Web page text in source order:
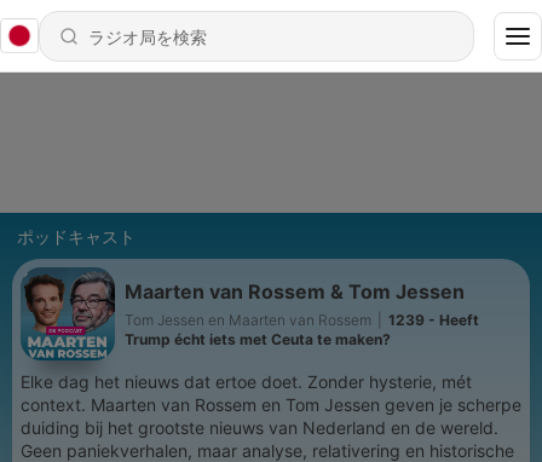
ポッドキャスト
Maarten van Rossem & Tom Jessen
Tom Jessen en Maarten van Rossem
1239 - Heeft
Trump écht iets met Ceuta te maken?
Elke dag het nieuws dat ertoe doet. Zonder hysterie, mét
context. Maarten van Rossem en Tom Jessen geven je scherpe
duiding bij het grootste nieuws van Nederland en de wereld.
Geen paniekverhalen, maar analyse, relativering en historische